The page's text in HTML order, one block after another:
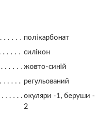
полікарбонат
силікон
жовто-синій
регульований
окуляри -1, беруши -
2